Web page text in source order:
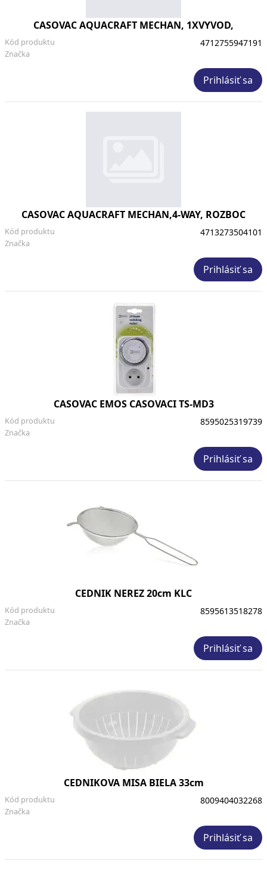
CASOVAC AQUACRAFT MECHAN, 1XVYVOD,
Značka
Kód produktu 4712755947191
Prihlásiť sa
CASOVAC AQUACRAFT MECHAN,4-WAY, ROZBOC
Značka
Kód produktu 4713273504101
Prihlásiť sa
CASOVAC EMOS CASOVACI TS-MD3
Značka
Kód produktu 8595025319739
Prihlásiť sa
CEDNIK NEREZ 20cm KLC
Značka
Kód produktu 8595613518278
Prihlásiť sa
CEDNIKOVA MISA BIELA 33cm
Značka
Kód produktu 8009404032268
Prihlásiť sa